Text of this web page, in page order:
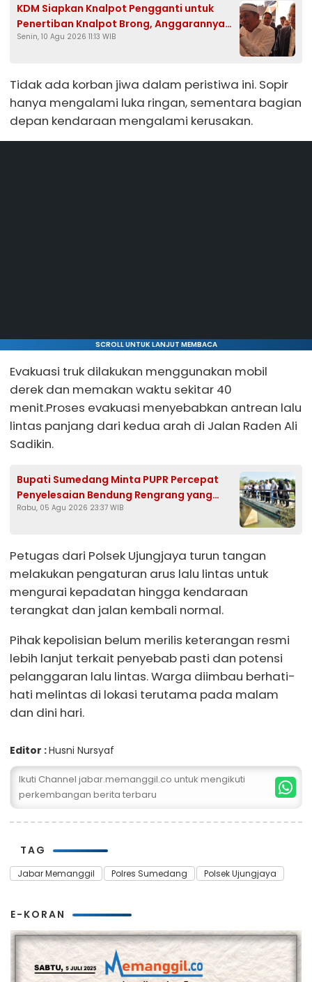
KDM Siapkan Knalpot Pengganti untuk
Penertiban Knalpot Brong, Anggarannya
dari APBD dan CSR
Senin, 10 Agu 2026 11:13 WIB
Tidak ada korban jiwa dalam peristiwa ini. Sopir
hanya mengalami luka ringan, sementara bagian
depan kendaraan mengalami kerusakan.
SCROLL UNTUK LANJUT MEMBACA
Evakuasi truk dilakukan menggunakan mobil
derek dan memakan waktu sekitar 40
menit.Proses evakuasi menyebabkan antrean lalu
lintas panjang dari kedua arah di Jalan Raden Ali
Sadikin.
Bupati Sumedang Minta PUPR Percepat
Penyelesaian Bendung Rengrang yang
Belum Berfungsi Optimal
Rabu, 05 Agu 2026 23:37 WIB
Petugas dari Polsek Ujungjaya turun tangan
melakukan pengaturan arus lalu lintas untuk
mengurai kepadatan hingga kendaraan
terangkat dan jalan kembali normal.
Pihak kepolisian belum merilis keterangan resmi
lebih lanjut terkait penyebab pasti dan potensi
pelanggaran lalu lintas. Warga diimbau berhati-
hati melintas di lokasi terutama pada malam
dan dini hari.
Editor :Husni Nursyaf
Ikuti Channel jabar.memanggil.co untuk mengikuti
perkembangan berita terbaru
TAG
Jabar Memanggil Polres Sumedang Polsek Ujungjaya
E-KORAN